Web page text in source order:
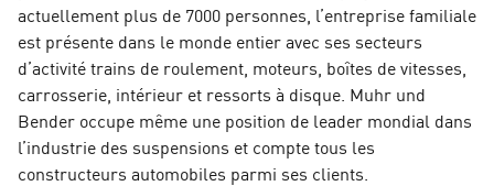
actuellement plus de 7000 personnes, l’entreprise familiale
est présente dans le monde entier avec ses secteurs
d’activité trains de roulement, moteurs, boîtes de vitesses,
carrosserie, intérieur et ressorts à disque. Muhr und
Bender occupe même une position de leader mondial dans
l’industrie des suspensions et compte tous les
constructeurs automobiles parmi ses clients.